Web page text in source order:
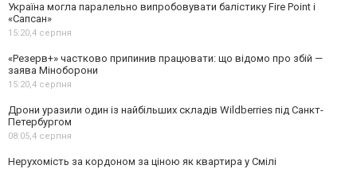
Україна могла паралельно випробовувати балістику Fire Point і
«Сапсан»
15:20,4 серпня
«Резерв+» частково припинив працювати: що відомо про збій —
заява Міноборони
15:20,4 серпня
Дрони уразили один із найбільших складів Wildberries під Санкт-
Петербургом
08:05,4 серпня
Нерухомість за кордоном за ціною як квартира у Смілі